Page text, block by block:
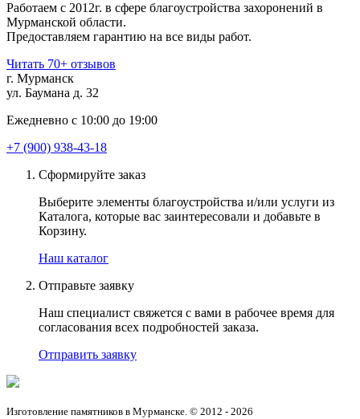
Работаем с 2012г. в сфере благоустройства захоронений в
Мурманской области.
Предоставляем гарантию на все виды работ.
Читать 70+ отзывов
г. Мурманск
ул. Баумана д. 32
Ежедневно с 10:00 до 19:00
+7 (900) 938-43-18
Сформируйте заказ
Выберите элементы благоустройства и/или услуги из
Каталога, которые вас заинтересовали и добавьте в
Корзину.
Наш каталог
Отправьте заявку
Наш специалист свяжется с вами в рабочее время для
согласования всех подробностей заказа.
Отправить заявку
Изготовление памятников в Мурманске. © 2012 - 2026